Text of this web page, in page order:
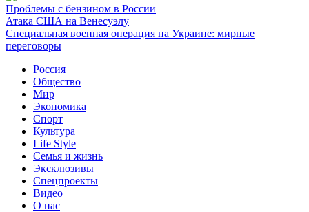
Проблемы с бензином в России
Атака США на Венесуэлу
Специальная военная операция на Украине: мирные
переговоры
Россия
Общество
Мир
Экономика
Спорт
Культура
Life Style
Семья и жизнь
Эксклюзивы
Спецпроекты
Видео
О нас